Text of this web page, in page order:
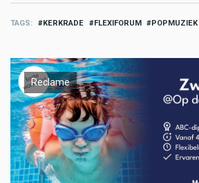
TAGS KERKRADE FLEXIFORUM POPMUZIEK
Reclame